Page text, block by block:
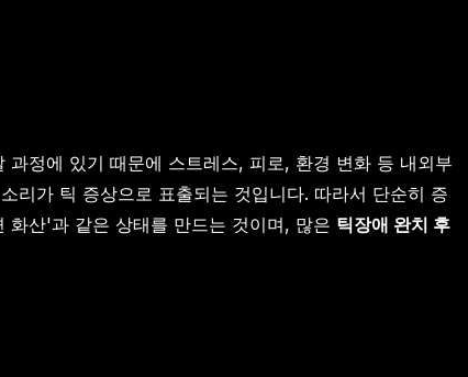
정에 있기 때문에 스트레스, 피로, 환경 변화 등 내외부
리가 틱 증상으로 표출되는 것입니다. 따라서 단순히 증
화산'과 같은 상태를 만드는 것이며, 많은 틱장애 완치 후